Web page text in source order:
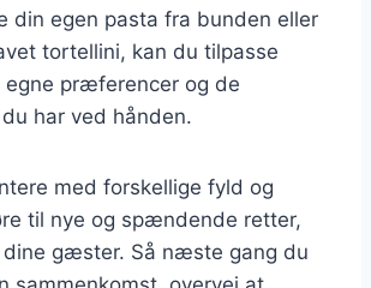
din egen pasta fra bunden eller
tortellini, kan du tilpasse
præferencer og de
har ved hånden.
med forskellige fyld og
til nye og spændende retter,
gæster. Så næste gang du